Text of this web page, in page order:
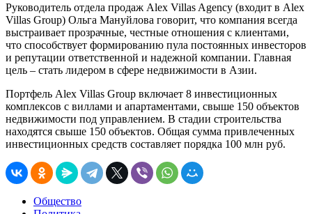
Руководитель отдела продаж Alex Villas Agency (входит в Alex
Villas Group) Ольга Мануйлова говорит, что компания всегда
выстраивает прозрачные, честные отношения с клиентами,
что способствует формированию пула постоянных инвесторов
и репутации ответственной и надежной компании. Главная
цель – стать лидером в сфере недвижимости в Азии.
Портфель Alex Villas Group включает 8 инвестиционных
комплексов с виллами и апартаментами, свыше 150 объектов
недвижимости под управлением. В стадии строительства
находятся свыше 150 объектов. Общая сумма привлеченных
инвестиционных средств составляет порядка 100 млн руб.
Общество